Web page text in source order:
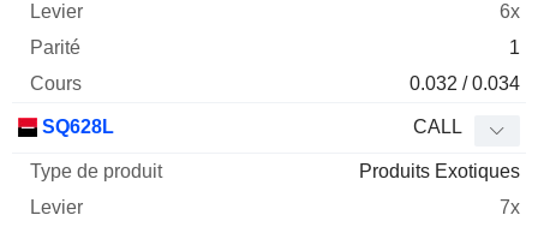
6x
1
0.032 / 0.034
SQ628L CALL
Produits Exotiques
7x